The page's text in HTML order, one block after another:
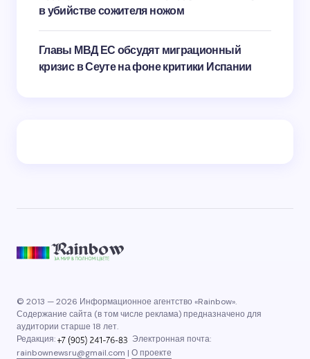
в убийстве сожителя ножом
Главы МВД ЕС обсудят миграционный
кризис в Сеуте на фоне критики Испании
© 2013 — 2026 Информационное агентство «Rainbow».
Содержание сайта (в том числе реклама) предназначено для
аудитории старше 18 лет.
Редакция:
Электронная почта:
rainbownewsru@gmail.com | О проекте